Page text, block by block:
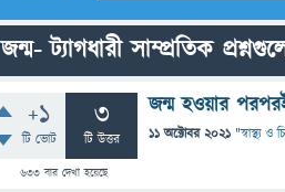
জন্ম- ট্যাগধারী সাম্প্রতিক
+1
টি ভোট
3
টি উত্তর
633 বার দেখা হয়েছে
জন্ম হওয়ার
11 অক্টোবর 2021 "স্বাস্থ্য ও